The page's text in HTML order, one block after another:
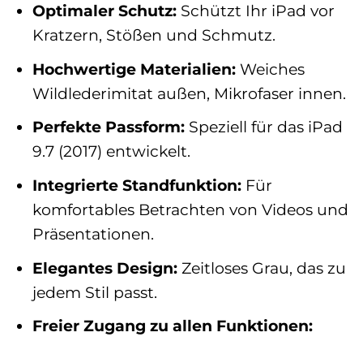
Optimaler Schutz: Schützt Ihr iPad vor
Kratzern, Stößen und Schmutz.
Hochwertige Materialien: Weiches
Wildlederimitat außen, Mikrofaser innen.
Perfekte Passform: Speziell für das iPad
9.7 (2017) entwickelt.
Integrierte Standfunktion: Für
komfortables Betrachten von Videos und
Präsentationen.
Elegantes Design: Zeitloses Grau, das zu
jedem Stil passt.
Freier Zugang zu allen Funktionen: